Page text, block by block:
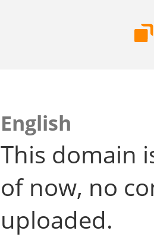
English
This domain
of now, no
uploaded.